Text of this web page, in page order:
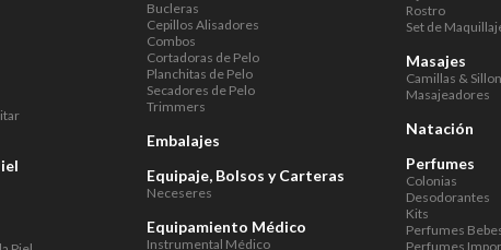
Bucleras
Cepillos Alisadores
Combos
Cortadoras de Pelo
Planchitas de Pelo
Secadores de Pelo
Trimmers
Embalajes
Equipaje, Bolsos y Carteras
Neceseres
Equipamiento Médico
Instrumental Médico
Rostro
Set de
Masajes
Camillas &
Masajeadores
Natación
Perfumes
Colonias
Desodorantes
Kits
Perfumes
Perfumes